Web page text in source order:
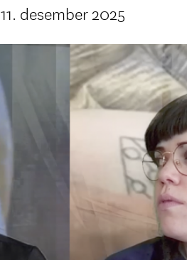
11. desember 2025